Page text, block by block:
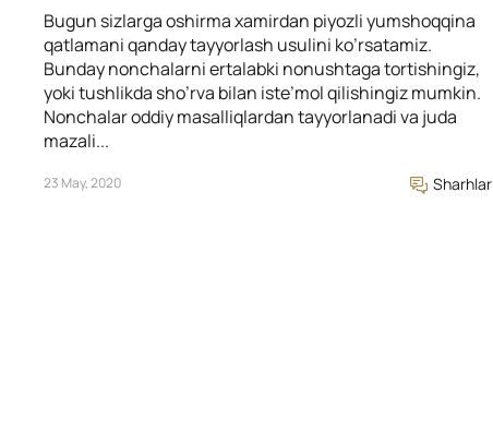
Bugun sizlarga oshirma xamirdan piyozli yumshoqqina
qatlamani qanday tayyorlash usulini ko’rsatamiz.
Bunday nonchalarni ertalabki nonushtaga tortishingiz,
yoki tushlikda sho’rva bilan iste’mol qilishingiz mumkin.
Nonchalar oddiy masalliqlardan tayyorlanadi va juda
mazali...
23 May, 2020 Sharhlar